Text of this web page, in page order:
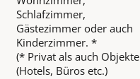
Schlafzimmer,
Gästezimmer oder auch
Kinderzimmer. *
(* Privat als auch Objekte
(Hotels, Büros etc.)